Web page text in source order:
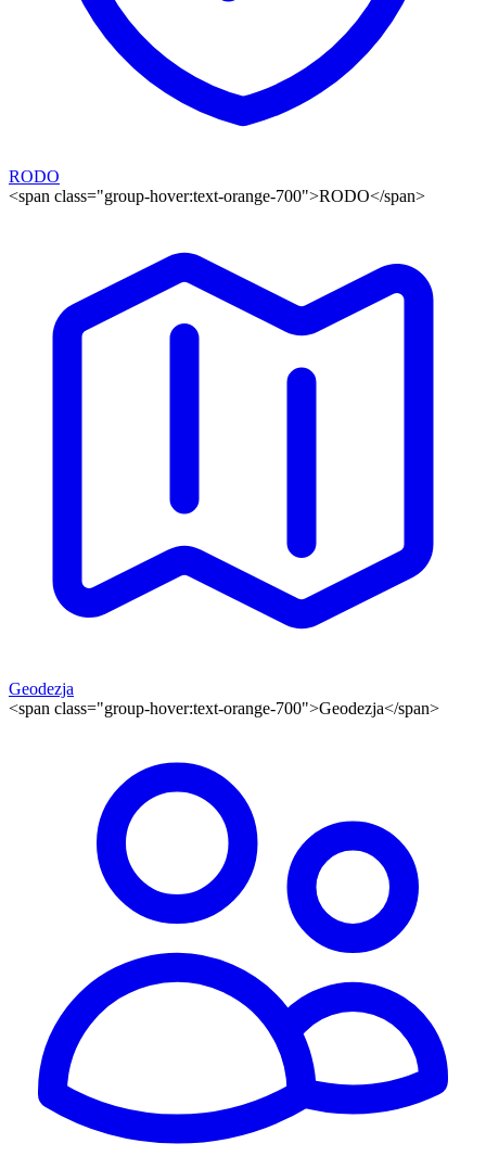
RODO
<span class="group-hover:text-orange-700">RODO</span>
Geodezja
<span class="group-hover:text-orange-700">Geodezja</span>